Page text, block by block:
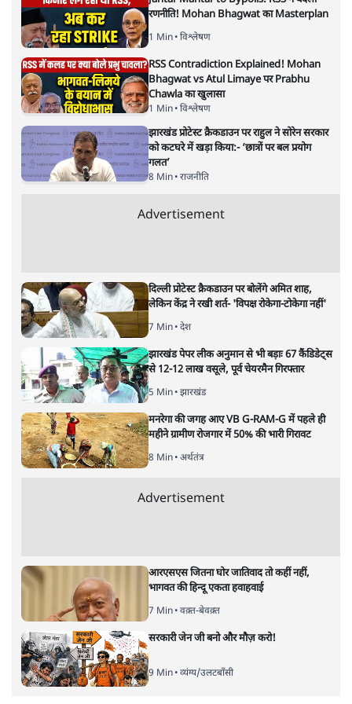
अगली खबर लोड हो रही है...
ताजा खबरें
Jantar Mantar to Bypolls: RSS ने बदली
RSS Contradiction Explained! Mohan
Bhagwat vs Atul Limaye पर Prabhu
Chawla का खुलासा
1 Min• विश्लेषण
झारखंड प्रोटेस्ट क्रैकडाउन पर राहुल ने सोरेन सरकार
को कटघरे में खड़ा किया:- ‘छात्रों पर बल प्रयोग
8 Min• राजनीति
Advertisement
दिल्ली प्रोटेस्ट क्रैकडाउन पर बोलेंगे अमित शाह,
झारखंड पेपर लीक अनुमान से भी बड़ाः 67 कैंडिडेट्स
से 12-12 लाख वसूले, पूर्व चेयरमैन गिरफ्तार
5 Min• झारखंड
मनरेगा की जगह आए VB G-RAM-G में पहले ही
8 Min• अर्थतंत्र